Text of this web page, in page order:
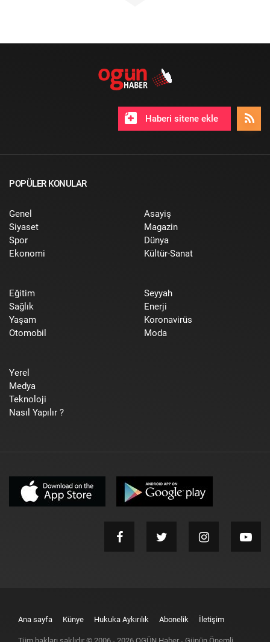
Haberi sitene ekle
POPÜLER KONULAR
Genel
Siyaset
Spor
Ekonomi
Asayiş
Magazin
Dünya
Kültür-Sanat
Eğitim
Sağlık
Yaşam
Otomobil
Seyyah
Enerji
Koronavirüs
Moda
Yerel
Medya
Teknoloji
Nasıl Yapılır ?
Ana sayfa Künye Hukuka Aykırılık Abonelik İletişim